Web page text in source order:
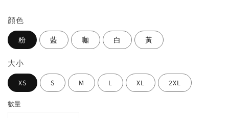
顔色
粉 藍 咖 白 黃
大小
XS S M L XL 2XL
數量